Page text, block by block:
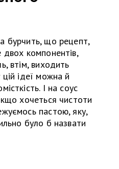
бурчить, що рецепт,
двох компонентів,
втім, виходить
ідеї можна й
І на соус
хочеться чистоти
пастою, яку,
було б назвати